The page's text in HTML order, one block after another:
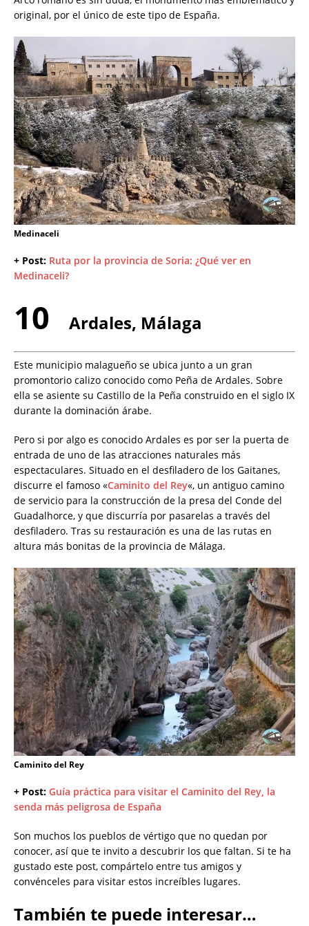
original, por el único de este tipo de España.
Medinaceli
+ Post: Ruta por la provincia de Soria: ¿Qué ver en
Medinaceli?
10 Ardales, Málaga
Este municipio malagueño se ubica junto a un gran
promontorio calizo conocido como Peña de Ardales. Sobre
ella se asiente su Castillo de la Peña construido en el siglo IX
durante la dominación árabe.
Pero si por algo es conocido Ardales es por ser la puerta de
entrada de uno de las atracciones naturales más
espectaculares. Situado en el desfiladero de los Gaitanes,
discurre el famoso «Caminito del Rey«, un antiguo camino
de servicio para la construcción de la presa del Conde del
Guadalhorce, y que discurría por pasarelas a través del
desfiladero. Tras su restauración es una de las rutas en
altura más bonitas de la provincia de Málaga.
Caminito del Rey
+ Post: Guía práctica para visitar el Caminito del Rey, la
senda más peligrosa de España
Son muchos los pueblos de vértigo que no quedan por
conocer, así que te invito a descubrir los que faltan. Si te ha
gustado este post, compártelo entre tus amigos y
convénceles para visitar estos increíbles lugares.
También te puede interesar…